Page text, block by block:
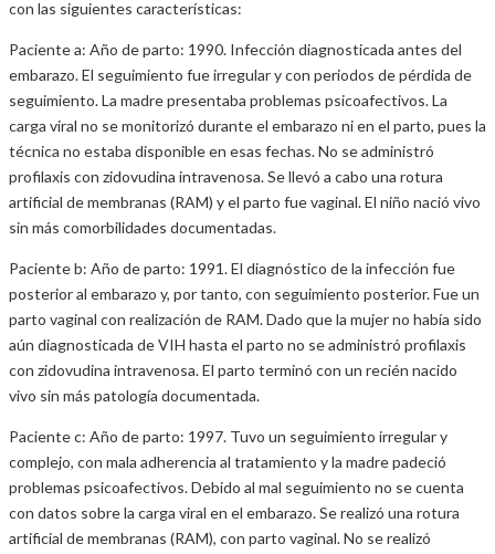
con las siguientes características:
Paciente a: Año de parto: 1990. Infección diagnosticada antes del
embarazo. El seguimiento fue irregular y con periodos de pérdida de
seguimiento. La madre presentaba problemas psicoafectivos. La
carga viral no se monitorizó durante el embarazo ni en el parto, pues la
técnica no estaba disponible en esas fechas. No se administró
profilaxis con zidovudina intravenosa. Se llevó a cabo una rotura
artificial de membranas (RAM) y el parto fue vaginal. El niño nació vivo
sin más comorbilidades documentadas.
Paciente b: Año de parto: 1991. El diagnóstico de la infección fue
posterior al embarazo y, por tanto, con seguimiento posterior. Fue un
parto vaginal con realización de RAM. Dado que la mujer no había sido
aún diagnosticada de VIH hasta el parto no se administró profilaxis
con zidovudina intravenosa. El parto terminó con un recién nacido
vivo sin más patología documentada.
Paciente c: Año de parto: 1997. Tuvo un seguimiento irregular y
complejo, con mala adherencia al tratamiento y la madre padeció
problemas psicoafectivos. Debido al mal seguimiento no se cuenta
con datos sobre la carga viral en el embarazo. Se realizó una rotura
artificial de membranas (RAM), con parto vaginal. No se realizó